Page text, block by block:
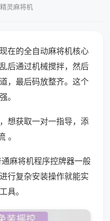
灵麻将机
在的全自动麻将机核心
后通过机械搅拌，然后
，最后码放整齐。这个
。
想获取一对一指导，添
。
麻将机程序控牌器一般
行复杂安装操作就能实
具。